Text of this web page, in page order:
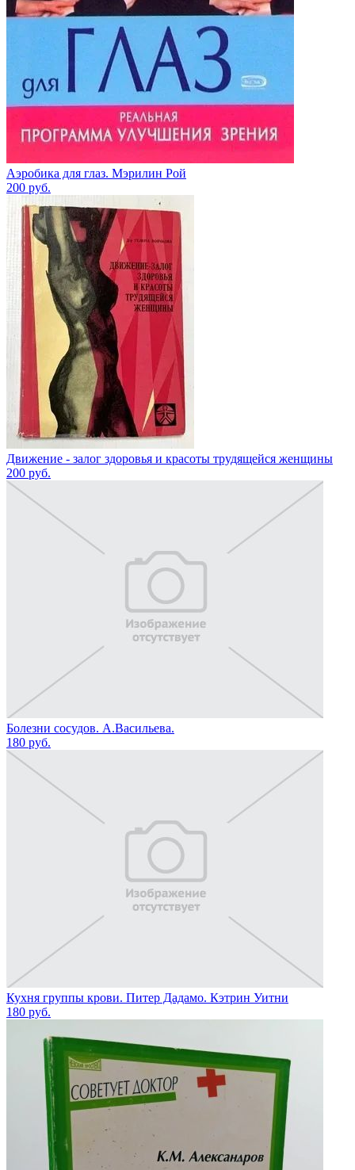
Аэробика для глаз. Мэрилин Рой
200 руб.
Движение - залог здоровья и красоты трудящейся женщины
200 руб.
Болезни сосудов. А.Васильева.
180 руб.
Кухня группы крови. Питер Дадамо. Кэтрин Уитни
180 руб.